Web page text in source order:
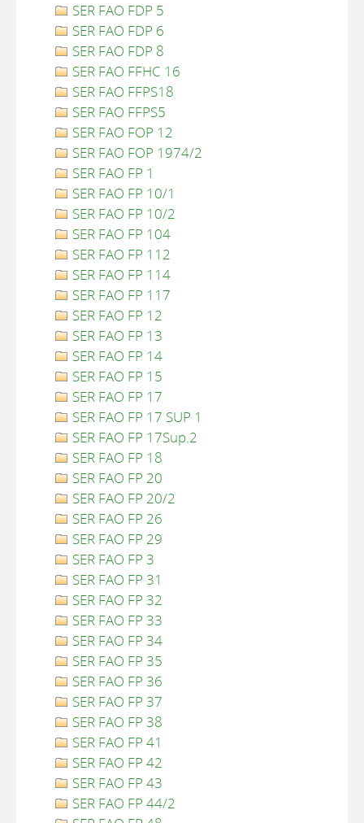
SER FAO FDP 5
SER FAO FDP 6
SER FAO FDP 8
SER FAO FFHC 16
SER FAO FFPS18
SER FAO FFPS5
SER FAO FOP 12
SER FAO FOP 1974/2
SER FAO FP 1
SER FAO FP 10/1
SER FAO FP 10/2
SER FAO FP 104
SER FAO FP 112
SER FAO FP 114
SER FAO FP 117
SER FAO FP 12
SER FAO FP 13
SER FAO FP 14
SER FAO FP 15
SER FAO FP 17
SER FAO FP 17 SUP 1
SER FAO FP 17Sup.2
SER FAO FP 18
SER FAO FP 20
SER FAO FP 20/2
SER FAO FP 26
SER FAO FP 29
SER FAO FP 3
SER FAO FP 31
SER FAO FP 32
SER FAO FP 33
SER FAO FP 34
SER FAO FP 35
SER FAO FP 36
SER FAO FP 37
SER FAO FP 38
SER FAO FP 41
SER FAO FP 42
SER FAO FP 43
SER FAO FP 44/2